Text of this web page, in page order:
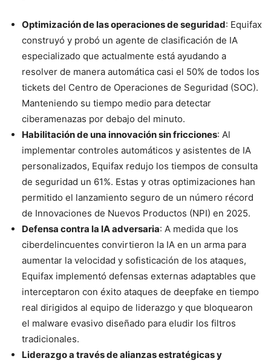
Optimización de las operaciones de seguridad: Equifax
construyó y probó un agente de clasificación de IA
especializado que actualmente está ayudando a
resolver de manera automática casi el 50% de todos los
tickets del Centro de Operaciones de Seguridad (SOC).
Manteniendo su tiempo medio para detectar
ciberamenazas por debajo del minuto.
Habilitación de una innovación sin fricciones: Al
implementar controles automáticos y asistentes de IA
personalizados, Equifax redujo los tiempos de consulta
de seguridad un 61%. Estas y otras optimizaciones han
permitido el lanzamiento seguro de un número récord
de Innovaciones de Nuevos Productos (NPI) en 2025.
Defensa contra la IA adversaria: A medida que los
ciberdelincuentes convirtieron la IA en un arma para
aumentar la velocidad y sofisticación de los ataques,
Equifax implementó defensas externas adaptables que
interceptaron con éxito ataques de deepfake en tiempo
real dirigidos al equipo de liderazgo y que bloquearon
el malware evasivo diseñado para eludir los filtros
tradicionales.
Liderazgo a través de alianzas estratégicas y